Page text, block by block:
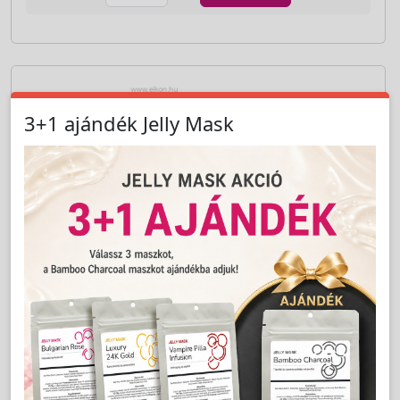
Cikkszám:8007915
Kollagén-Elasztin Szérum 15 ml - ANACONDA
A szakmai árhoz jelentkezzen be!
LAKOSSÁGI ÁR (BRUTTÓ)
3+1 ajándék Jelly Mask